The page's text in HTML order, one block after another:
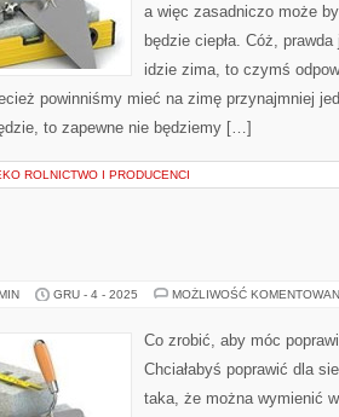
a więc zasadniczo może
będzie ciepła. Cóż,
idzie zima, to czymś
powinniśmy mieć na zimę przynajmniej
to zapewne nie będziemy […]
ROLNICTWO I PRODUCENCI
GRU - 4 - 2025 MOŻLIWOŚĆ
Co zrobić, aby móc
Chciałabyś poprawić dla
taka, że można wymienić